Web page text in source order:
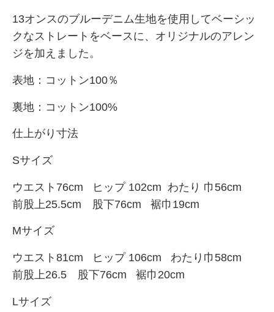
13オンスのブルーデニム生地を使用してベーシッ
クなストレートをベースに、オリジナルのアレン
ジを加えました。
表地：コットン100％
裏地：コットン100%
仕上がり寸法
Sサイズ
ウエスト76cm ヒップ 102cm わたり 巾56cm
前股上25.5cm 股下76cm 裾巾19cm
Mサイズ
ウエスト81cm ヒップ 106cm わたり 巾58cm
前股上26.5 股下76cm 裾巾20cm
Lサイズ